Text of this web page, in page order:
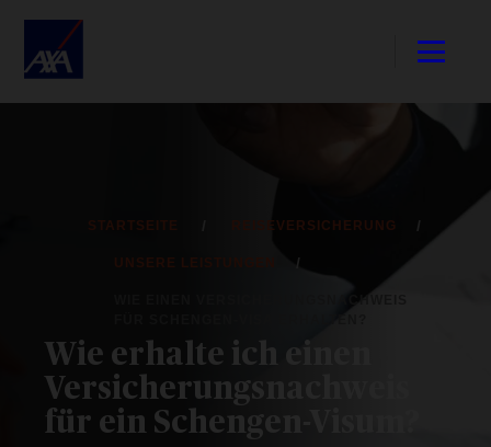
STARTSEITE REISEVERSICHERUNG
UNSERE LEISTUNGEN
WIE EINEN VERSICHERUNGSNACHWEIS
Wie erhalte ich einen
Versicherungsnachweis
für ein Schengen-Visum?